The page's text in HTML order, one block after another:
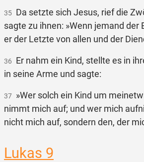
35 Da setzte sich Jesus, rief die
sagte zu ihnen: »Wenn jemand der
er der Letzte von allen und der
36 Er nahm ein Kind, stellte es in
in seine Arme und sagte:
37 »Wer solch ein Kind um
nimmt mich auf; und wer mich
nicht mich auf, sondern den, der
Lukas 9